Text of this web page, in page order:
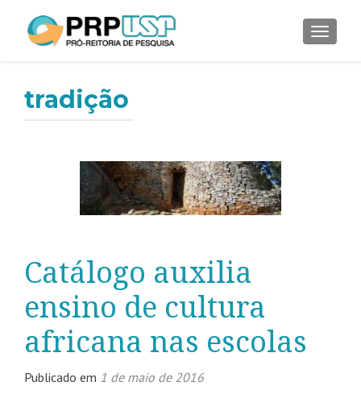
tradição
Catálogo auxilia
ensino de cultura
africana nas escolas
Publicado em 1 de maio de 2016